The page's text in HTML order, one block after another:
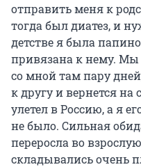
отправить меня к
тогда был диатез, и
детстве я была
привязана к нему. Мы
со мной там пару
к другу и вернется
улетел в Россию, а я
не было. Сильная
переросла во
складывались очень